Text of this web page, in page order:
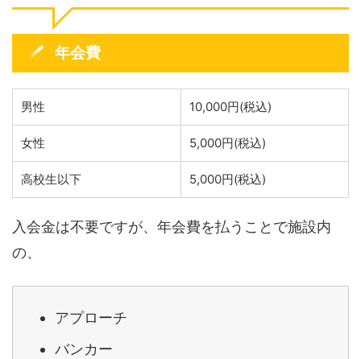
年会費
男性 10,000円(税込)
女性 5,000円(税込)
高校生以下 5,000円(税込)
入会金は不要ですが、年会費を払うことで施設内
の、
アプローチ
バンカー